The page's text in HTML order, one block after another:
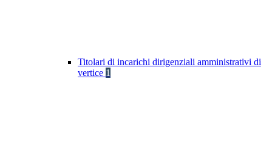
Titolari di incarichi dirigenziali amministrativi di
vertice 1